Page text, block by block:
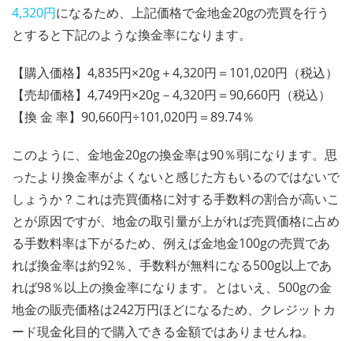
4,320円になるため、上記価格で金地金20gの売買を行う
とすると下記のような換金率になります。
【購入価格】4,835円×20g＋4,320円＝101,020円（税込）
【売却価格】4,749円×20g－4,320円＝90,660円（税込）
【換 金 率】90,660円÷101,020円＝89.74％
このように、金地金20gの換金率は90％弱になります。思
ったより換金率がよくないと感じた方もいるのではないで
しょうか？これは売買価格に対する手数料の割合が高いこ
とが原因ですが、地金の取引量が上がれば売買価格に占め
る手数料率は下がるため、例えば金地金100gの売買であ
れば換金率は約92％、手数料が無料になる500g以上であ
れば98％以上の換金率になります。とはいえ、500gの金
地金の販売価格は242万円ほどになるため、クレジットカ
ード現金化目的で購入できる金額ではありませんね。